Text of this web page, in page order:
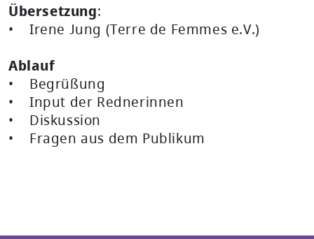
Übersetzung:
• Irene Jung (Terre de Femmes e.V.)
Ablauf
• Begrüßung
• Input der Rednerinnen
• Diskussion
• Fragen aus dem Publikum